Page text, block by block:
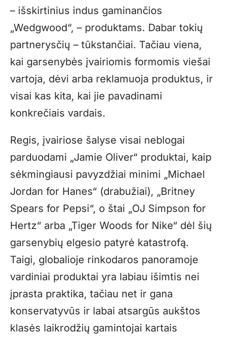
– išskirtinius indus gaminančios
„Wedgwood“, – produktams. Dabar tokių
partnerysčių – tūkstančiai. Tačiau viena,
kai garsenybės įvairiomis formomis viešai
vartoja, dėvi arba reklamuoja produktus, ir
visai kas kita, kai jie pavadinami
konkrečiais vardais.
Regis, įvairiose šalyse visai neblogai
parduodami „Jamie Oliver“ produktai, kaip
sėkmingiausi pavyzdžiai minimi „Michael
Jordan for Hanes“ (drabužiai), „Britney
Spears for Pepsi“, o štai „OJ Simpson for
Hertz“ arba „Tiger Woods for Nike“ dėl šių
garsenybių elgesio patyrė katastrofą.
Taigi, globalioje rinkodaros panoramoje
vardiniai produktai yra labiau išimtis nei
įprasta praktika, tačiau net ir gana
konservatyvūs ir labai atsargūs aukštos
klasės laikrodžių gamintojai kartais